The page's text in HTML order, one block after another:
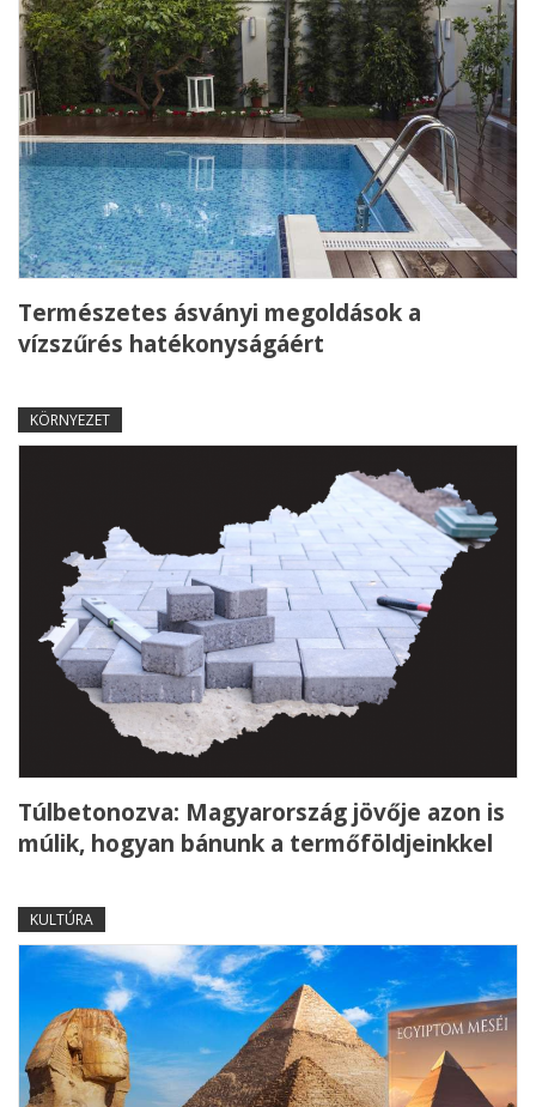
Természetes ásványi megoldások a
vízszűrés hatékonyságáért
KÖRNYEZET
Túlbetonozva: Magyarország jövője azon is
múlik, hogyan bánunk a termőföldjeinkkel
KULTÚRA